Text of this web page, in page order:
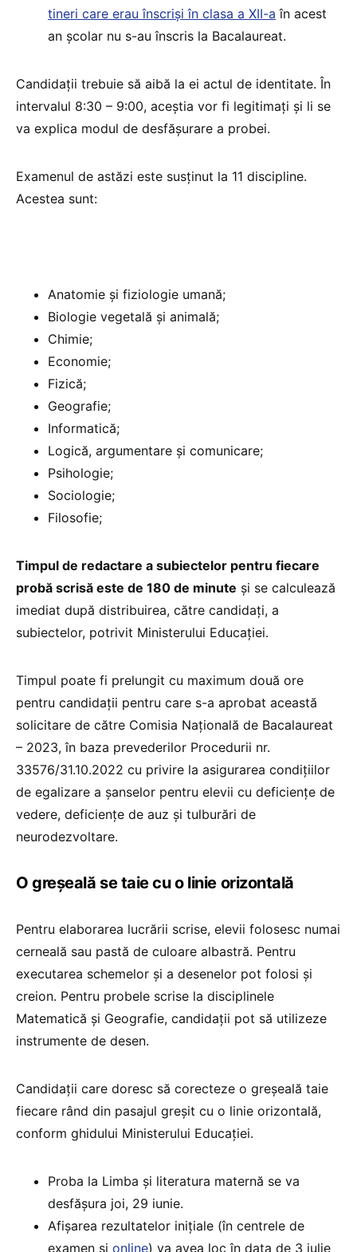
tineri care erau înscriși în clasa a XII-a în acest
an școlar nu s-au înscris la Bacalaureat.
Candidații trebuie să aibă la ei actul de identitate. În
intervalul 8:30 – 9:00, aceștia vor fi legitimaţi şi li se
va explica modul de desfăşurare a probei.
Examenul de astăzi este susținut la 11 discipline.
Acestea sunt:
Anatomie și fiziologie umană;
Biologie vegetală și animală;
Chimie;
Economie;
Fizică;
Geografie;
Informatică;
Logică, argumentare și comunicare;
Psihologie;
Sociologie;
Filosofie;
Timpul de redactare a subiectelor pentru fiecare
probă scrisă este de 180 de minute și se calculează
imediat după distribuirea, către candidați, a
subiectelor, potrivit Ministerului Educației.
Timpul poate fi prelungit cu maximum două ore
pentru candidaţii pentru care s-a aprobat această
solicitare de către Comisia Națională de Bacalaureat
– 2023, în baza prevederilor Procedurii nr.
33576/31.10.2022 cu privire la asigurarea condiţiilor
de egalizare a şanselor pentru elevii cu deficienţe de
vedere, deficienţe de auz şi tulburări de
neurodezvoltare.
O greșeală se taie cu o linie orizontală
Pentru elaborarea lucrării scrise, elevii folosesc numai
cerneală sau pastă de culoare albastră. Pentru
executarea schemelor şi a desenelor pot folosi şi
creion. Pentru probele scrise la disciplinele
Matematică şi Geografie, candidaţii pot să utilizeze
instrumente de desen.
Candidaţii care doresc să corecteze o greşeală taie
fiecare rând din pasajul greşit cu o linie orizontală,
conform ghidului Ministerului Educației.
Proba la Limba și literatura maternă se va
desfășura joi, 29 iunie.
Afișarea rezultatelor inițiale (în centrele de
examen și online) va avea loc în data de 3 iulie